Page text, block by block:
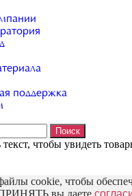
поддержка
Поиск
чтобы увидеть
cookie, чтобы
вы даете